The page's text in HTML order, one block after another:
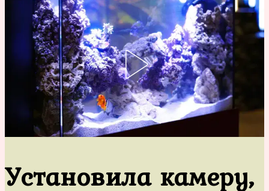
Установила камеру,